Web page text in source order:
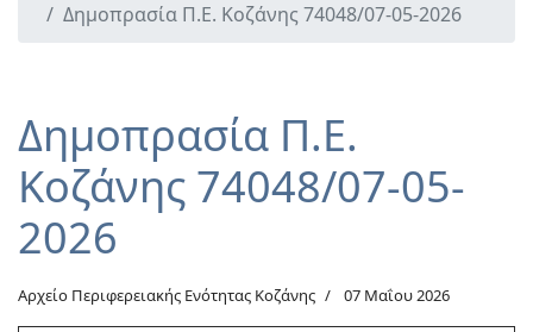
Δημοπρασία Π.Ε. Κοζάνης 74048/07-05-2026
Δημοπρασία Π.Ε.
Κοζάνης 74048/07-05-
2026
Αρχείο Περιφερειακής Ενότητας Κοζάνης 07 Μαΐου 2026